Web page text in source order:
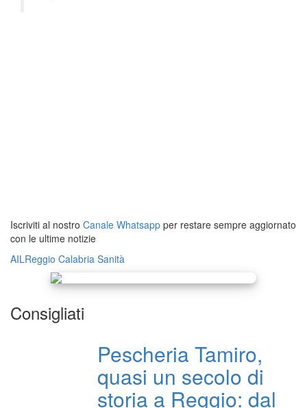
Iscriviti al nostro Canale Whatsapp per restare sempre aggiornato
con le ultime notizie
AILReggio Calabria Sanità
Consigliati
Pescheria Tamiro,
quasi un secolo di
storia a Reggio: dal